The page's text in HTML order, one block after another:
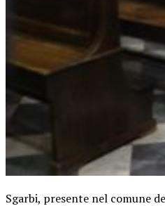
Sgarbi, presente nel comune